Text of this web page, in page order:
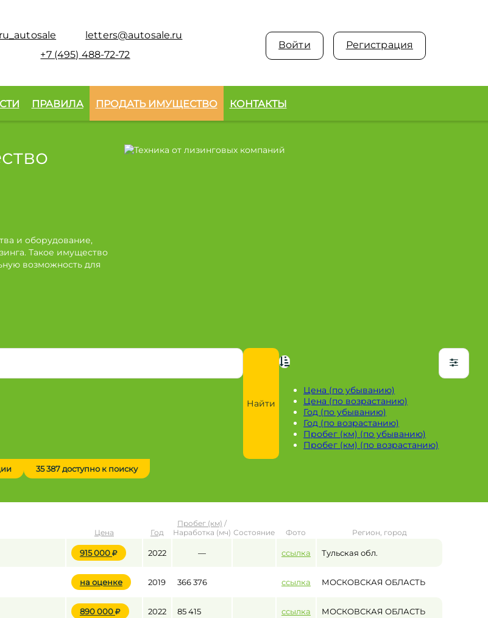
letters@autosale.ru
+7 (495) 488-72-72
Войти Регистрация
ПРАВИЛА ПРОДАТЬ ИМУЩЕСТВО КОНТАКТЫ
и оборудование,
Такое имущество
возможность для
до
Найти
Цена (по убыванию)
Цена (по возрастанию)
Год (по убыванию)
Год (по возрастанию)
Пробег (км) (по убыванию)
Пробег (км) (по возрастанию)
35 387 доступно к поиску
Цена Год
Пробег (км) /
Наработка (мч) Состояние Фото Регион, город
915 000 2022 — ссылка Тульская обл.
на оценке 2019 366 376 ссылка МОСКОВСКАЯ ОБЛАСТЬ
890 000 2022 85 415 ссылка МОСКОВСКАЯ ОБЛАСТЬ